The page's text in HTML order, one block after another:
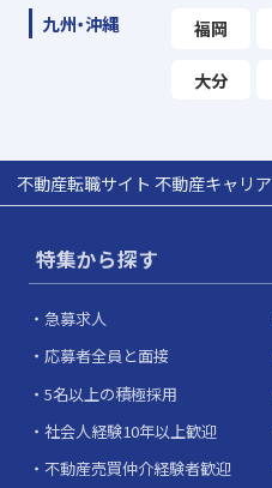
九州・沖縄 福岡
大分
不動産転職サイト 不動産キャリア
特集から探す
急募求人
応募者全員と面接
5名以上の積極採用
社会人経験10年以上歓迎
不動産売買仲介経験者歓迎